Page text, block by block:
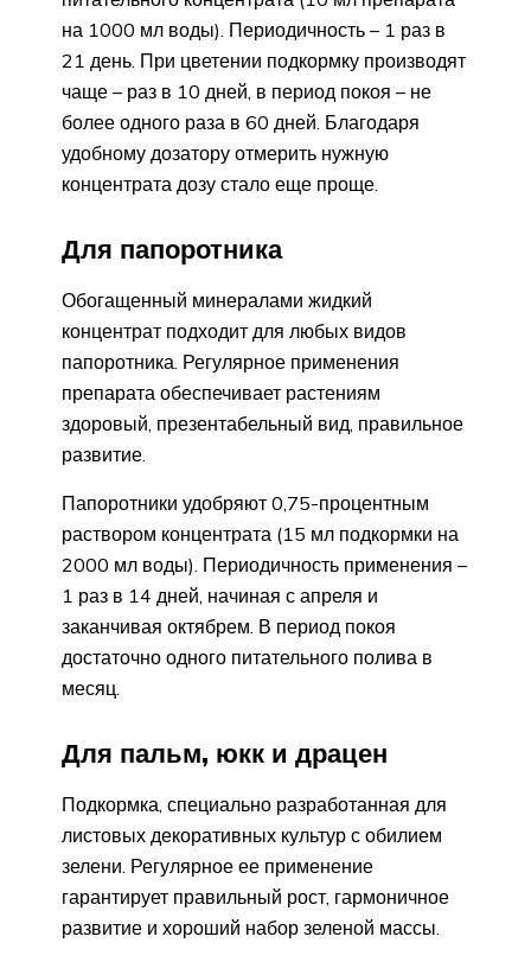
на 1000 мл воды). Периодичность – 1 раз в
21 день. При цветении подкормку производят
чаще – раз в 10 дней, в период покоя – не
более одного раза в 60 дней. Благодаря
удобному дозатору отмерить нужную
концентрата дозу стало еще проще.
Для папоротника
Обогащенный минералами жидкий
концентрат подходит для любых видов
папоротника. Регулярное применения
препарата обеспечивает растениям
здоровый, презентабельный вид, правильное
развитие.
Папоротники удобряют 0,75-процентным
раствором концентрата (15 мл подкормки на
2000 мл воды). Периодичность применения –
1 раз в 14 дней, начиная с апреля и
заканчивая октябрем. В период покоя
достаточно одного питательного полива в
месяц.
Для пальм, юкк и драцен
Подкормка, специально разработанная для
листовых декоративных культур с обилием
зелени. Регулярное ее применение
гарантирует правильный рост, гармоничное
развитие и хороший набор зеленой массы.